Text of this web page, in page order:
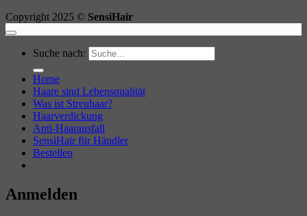
Copyright 2025 © SensiHair
Suche nach:
Home
Haare sind Lebensqualität
Was ist Streuhaar?
Haarverdickung
Anti-Haarausfall
SensiHair für Händler
Bestellen
Anmelden